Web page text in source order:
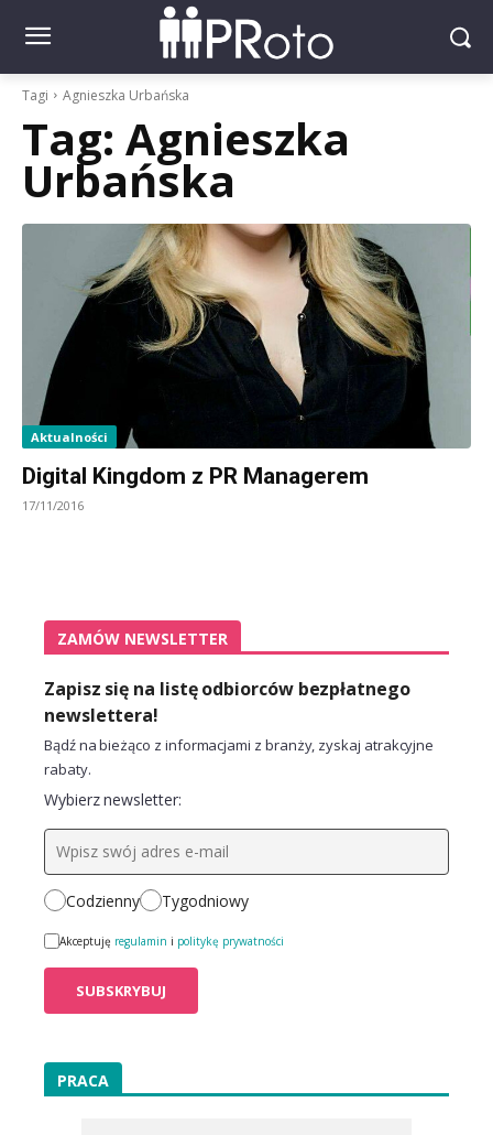
Tagi Agnieszka Urbańska
Tag: Agnieszka
Urbańska
Aktualności
Digital Kingdom z PR Managerem
17/11/2016
ZAMÓW NEWSLETTER
Zapisz się na listę odbiorców bezpłatnego
newslettera!
Bądź na bieżąco z informacjami z branży, zyskaj atrakcyjne
rabaty.
Wybierz newsletter:
Codzienny Tygodniowy
Akceptuję regulamin i politykę prywatności
PRACA